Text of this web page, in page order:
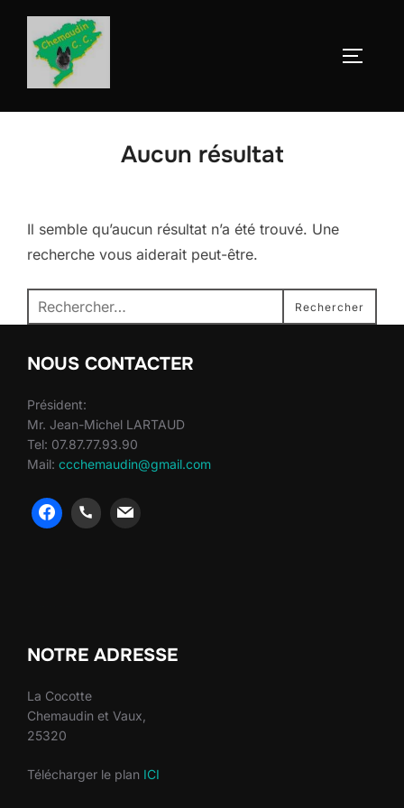
Aller
contenu
Aucun résultat
Il semble qu’aucun résultat n’a été trouvé. Une
recherche vous aiderait peut-être.
Recherche
pour :
Rechercher
NOUS CONTACTER
Président:
Mr. Jean-Michel LARTAUD
Tel: 07.87.77.93.90
Mail: ccchemaudin@gmail.com
NOTRE ADRESSE
La Cocotte
Chemaudin et Vaux,
25320
Télécharger le plan ICI